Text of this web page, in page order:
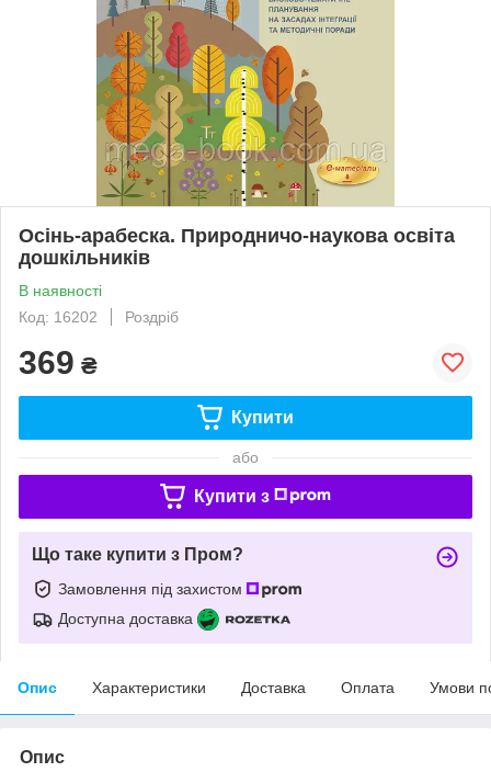
Осінь-арабеска. Природничо-наукова освіта
дошкільників
В наявності
Код: 16202
Роздріб
369 ₴
Купити
або
Купити з
Що таке купити з Пром?
Замовлення під захистом
Доступна доставка
Опис Характеристики Доставка Оплата Умови
Опис